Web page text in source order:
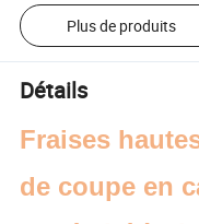
Plus de produits
Détails
Fraises
de coupe en